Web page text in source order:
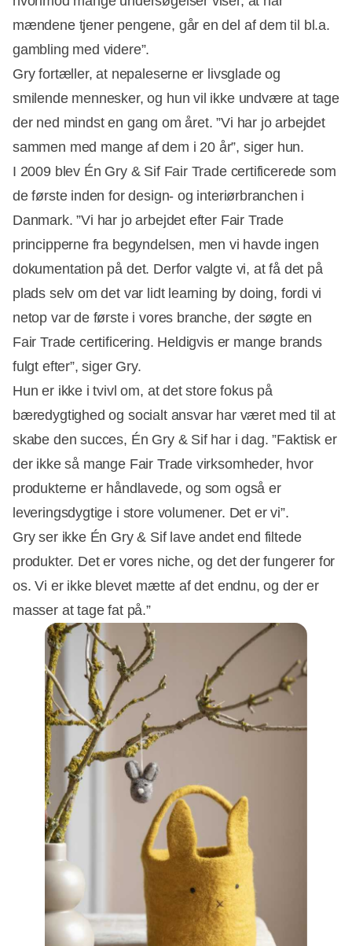
mændene tjener pengene, går en del af dem til bl.a.
gambling med videre”.
Gry fortæller, at nepaleserne er livsglade og
smilende mennesker, og hun vil ikke undvære at tage
der ned mindst en gang om året. ”Vi har jo arbejdet
sammen med mange af dem i 20 år”, siger hun.
I 2009 blev Én Gry & Sif Fair Trade certificerede som
de første inden for design- og interiørbranchen i
Danmark. ”Vi har jo arbejdet efter Fair Trade
principperne fra begyndelsen, men vi havde ingen
dokumentation på det. Derfor valgte vi, at få det på
plads selv om det var lidt learning by doing, fordi vi
netop var de første i vores branche, der søgte en
Fair Trade certificering. Heldigvis er mange brands
fulgt efter”, siger Gry.
Hun er ikke i tvivl om, at det store fokus på
bæredygtighed og socialt ansvar har været med til at
skabe den succes, Én Gry & Sif har i dag. ”Faktisk er
der ikke så mange Fair Trade virksomheder, hvor
produkterne er håndlavede, og som også er
leveringsdygtige i store volumener. Det er vi”.
Gry ser ikke Én Gry & Sif lave andet end filtede
produkter. Det er vores niche, og det der fungerer for
os. Vi er ikke blevet mætte af det endnu, og der er
masser at tage fat på.”